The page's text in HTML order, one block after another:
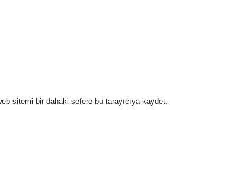
sitemi bir dahaki sefere bu tarayıcıya kaydet.